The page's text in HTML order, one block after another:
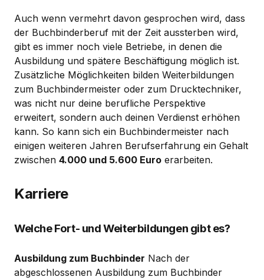
Auch wenn vermehrt davon gesprochen wird, dass
der Buchbinderberuf mit der Zeit aussterben wird,
gibt es immer noch viele Betriebe, in denen die
Ausbildung und spätere Beschäftigung möglich ist.
Zusätzliche Möglichkeiten bilden Weiterbildungen
zum Buchbindermeister oder zum Drucktechniker,
was nicht nur deine berufliche Perspektive
erweitert, sondern auch deinen Verdienst erhöhen
kann. So kann sich ein Buchbindermeister nach
einigen weiteren Jahren Berufserfahrung ein Gehalt
zwischen 4.000 und 5.600 Euro erarbeiten.
Karriere
Welche Fort- und Weiterbildungen gibt es?
Ausbildung zum Buchbinder Nach der
abgeschlossenen Ausbildung zum Buchbinder